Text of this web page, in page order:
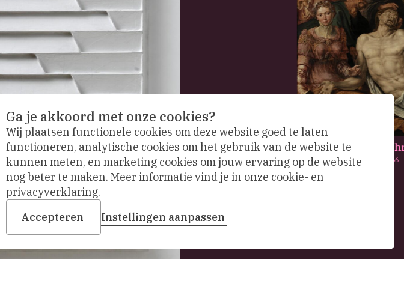
De bewening van
Maarten van Heemskerck, 1566
Ga je akkoord met onze cookies?
Wij plaatsen functionele cookies om deze website goed te laten
functioneren, analytische cookies om het gebruik van de website te
kunnen meten, en marketing cookies om jouw ervaring op de website
nog beter te maken. Meer informatie vind je in onze cookie- en
privacyverklaring.
Accepteren
Instellingen aanpassen